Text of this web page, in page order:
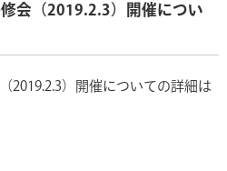
会（2019.2.3）開催につい
2019.2.3）開催についての詳細は